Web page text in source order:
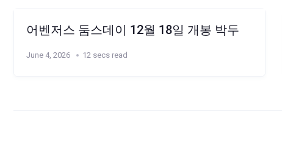
어벤저스 둠스데이 12월 18일 개봉 박두
June 4, 2026 12 secs read